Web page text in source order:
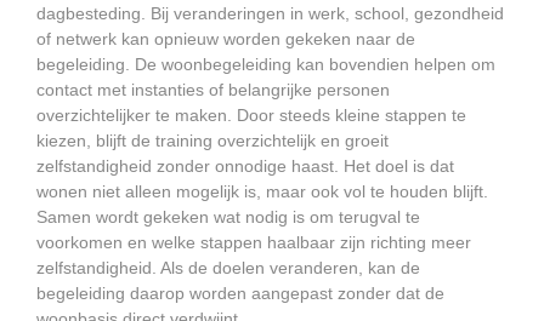
dagbesteding. Bij veranderingen in werk, school, gezondheid
of netwerk kan opnieuw worden gekeken naar de
begeleiding. De woonbegeleiding kan bovendien helpen om
contact met instanties of belangrijke personen
overzichtelijker te maken. Door steeds kleine stappen te
kiezen, blijft de training overzichtelijk en groeit
zelfstandigheid zonder onnodige haast. Het doel is dat
wonen niet alleen mogelijk is, maar ook vol te houden blijft.
Samen wordt gekeken wat nodig is om terugval te
voorkomen en welke stappen haalbaar zijn richting meer
zelfstandigheid. Als de doelen veranderen, kan de
begeleiding daarop worden aangepast zonder dat de